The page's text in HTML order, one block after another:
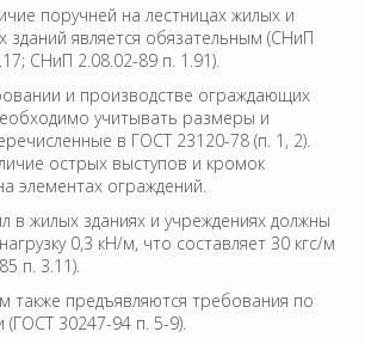
поручней на лестницах жилых и
зданий является обязательным (СНиП
СНиП 2.08.02-89 п. 1.91).
и производстве ограждающих
учитывать размеры и
в ГОСТ 23120-78 (п. 1, 2).
острых выступов и кромок
элементах ограждений.
в жилых зданиях и учреждениях должны
0,3 кН/м, что составляет 30 кгс/м
п. 3.11).
также предъявляются требования по
(ГОСТ 30247-94 п. 5-9).